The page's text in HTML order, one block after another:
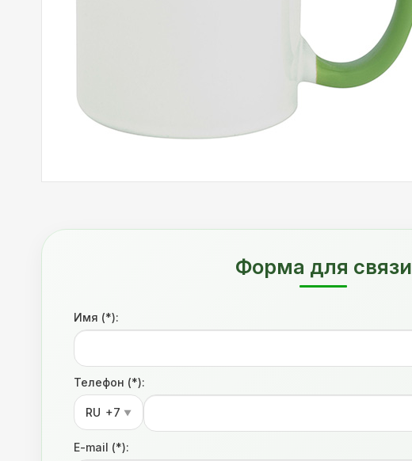
Форма для связи
Имя (*):
Телефон (*):
RU +7 ▼
E-mail (*):